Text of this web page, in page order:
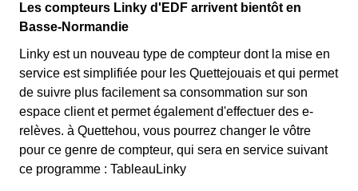
Les compteurs Linky d'EDF arrivent bientôt en
Basse-Normandie
Linky est un nouveau type de compteur dont la mise en
service est simplifiée pour les Quettejouais et qui permet
de suivre plus facilement sa consommation sur son
espace client et permet également d'effectuer des e-
relèves. à Quettehou, vous pourrez changer le vôtre
pour ce genre de compteur, qui sera en service suivant
ce programme : TableauLinky